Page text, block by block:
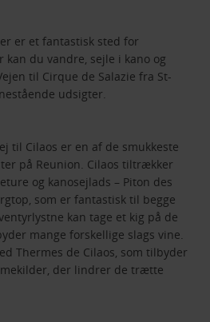
er et fantastisk sted for
du vandre, sejle i kano og
til Cirque de Salazie fra St-
udsigter.
til Cilaos er en af de smukkeste
på Reunion. Cilaos tiltrækker
og kanosejlads – Piton des
som er fantastisk til begge
kan tage et kig på de
mange forskellige slags vine.
Thermes de Cilaos, som tilbyder
der lindrer de trætte